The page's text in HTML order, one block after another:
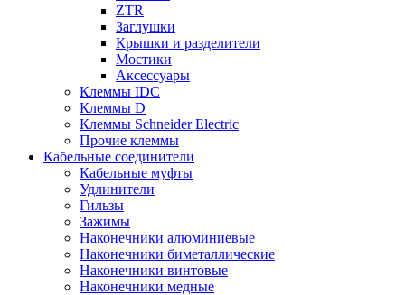
ZTR
Заглушки
Крышки и разделители
Мостики
Аксессуары
Клеммы IDC
Клеммы D
Клеммы Schneider Electric
Прочие клеммы
Кабельные соединители
Кабельные муфты
Удлинители
Гильзы
Зажимы
Наконечники алюминиевые
Наконечники биметаллические
Наконечники винтовые
Наконечники медные